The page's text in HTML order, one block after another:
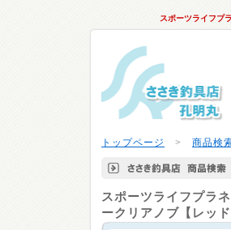
スポーツライフプ
トップページ > 商品検
スポーツライフプラ
ークリアノブ【レッド